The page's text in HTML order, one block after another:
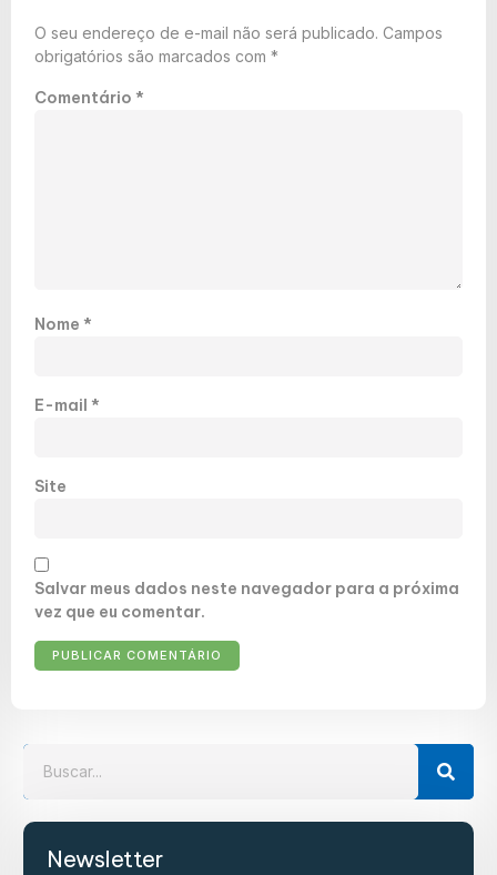
O seu endereço de e-mail não será publicado. Campos
obrigatórios são marcados com *
Comentário *
Nome *
E-mail *
Site
Salvar meus dados neste navegador para a próxima
vez que eu comentar.
Newsletter